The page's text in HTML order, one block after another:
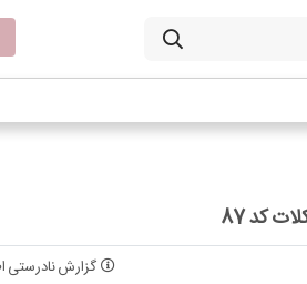
کد 87
گزارش نادرستی